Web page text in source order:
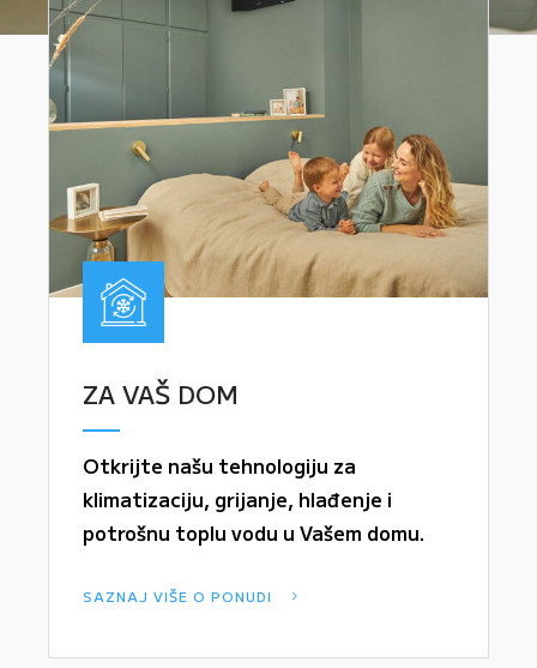
ZA VAŠ DOM
Otkrijte našu tehnologiju za
klimatizaciju, grijanje, hlađenje i
potrošnu toplu vodu u Vašem domu.
SAZNAJ VIŠE O PONUDI